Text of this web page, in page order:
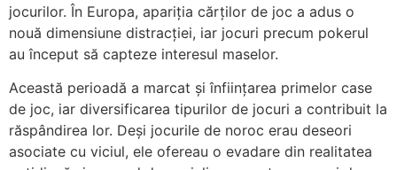
jocurilor. În Europa, apariția cărților de joc a adus o
nouă dimensiune distracției, iar jocuri precum pokerul
au început să capteze interesul maselor.
Această perioadă a marcat și înființarea primelor case
de joc, iar diversificarea tipurilor de jocuri a contribuit la
răspândirea lor. Deși jocurile de noroc erau deseori
asociate cu viciul, ele ofereau o evadare din realitatea